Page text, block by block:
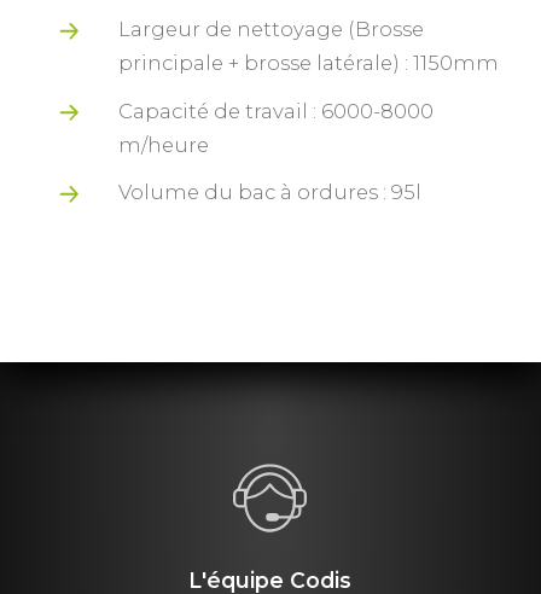
Largeur de nettoyage (Brosse
principale + brosse latérale) : 1150mm
Capacité de travail : 6000-8000
m/heure
Volume du bac à ordures : 95l
L'équipe Codis